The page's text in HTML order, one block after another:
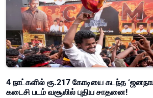
4 நாட்களில் ரூ.217 கோடியை கடந்த
கடைசி படம் வசூலில் புதிய சாதனை!